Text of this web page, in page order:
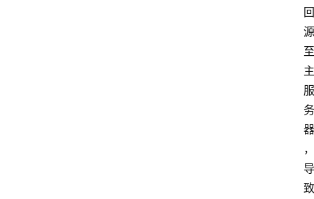
回
源
至
主
服
务
器
，
导
致